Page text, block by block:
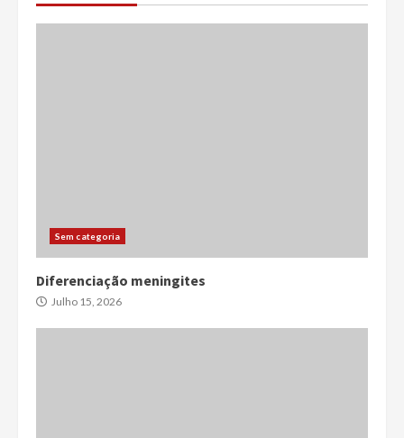
Sem categoria
Diferenciação meningites
Julho 15, 2026